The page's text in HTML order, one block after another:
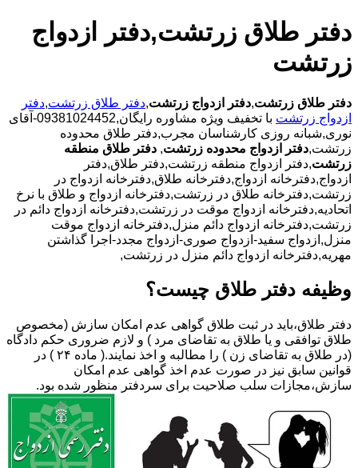
دفتر طلاق زرتشت,دفتر ازدواج
زرتشت
دفتر طلاق زرتشت,دفتر ازدواج زرتشت,دفتر طلاق زرتشت,دفتر
ازدواج زرتشت
با تخفیف ویژه مشاوره رایگان,09381024452-آقای
نوری,شبانه روزی کارشناسان مجرب,دفتر طلاق محدوده
زرتشت,دفتر ازدواج محدوده زرتشت, دفتر طلاق منطقه
زرتشت,دفتر ازدواج منطقه زرتشت,دفتر طلاق,دفتر
ازدواج,دفترخانه ازدواج,دفترخانه طلاق,دفترخانه ازدواج در
زرتشت,دفترخانه طلاق در زرتشت,دفترخانه ازدواج و طلاق با نرخ
اتحادیه,دفترخانه ازدواج موقت در زرتشت,دفترخانه ازدواج دائم در
زرتشت,دفترخانه ازدواج دائم منزل,دفترخانه ازدواج موقت
منزل,ازدواج سفید-ازدواج صوری-ازدواج مجدد-اجرا گذاشتن
مهریه,دفترخانه ازدواج دائم منزل در زرتشت,
وظیفه دفتر طلاق چیست؟
دفتر طلاق،باید در ثبت طلاق گواهی عدم امکان سازش (مخصوص
طلاق توافقی و یا طلاق به تقاضای مرد ) و لازم ضروری حکم دادگاه
(در طلاق به تقاضای زن ) را مطالبه و اخذ نمایند.( ماده ۲۴ ) در
قوانین سابق نیز در صورت عدم اخذ گواهی عدم امکان
سازش،مجازات سلب صلاحیت برای سردفتر منظور شده بود.